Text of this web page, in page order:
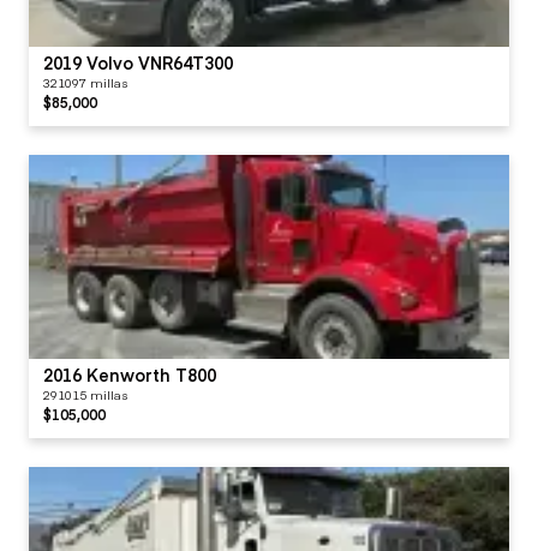
2019 Volvo VNR64T300
321097 millas
$85,000
2016 Kenworth T800
291015 millas
$105,000